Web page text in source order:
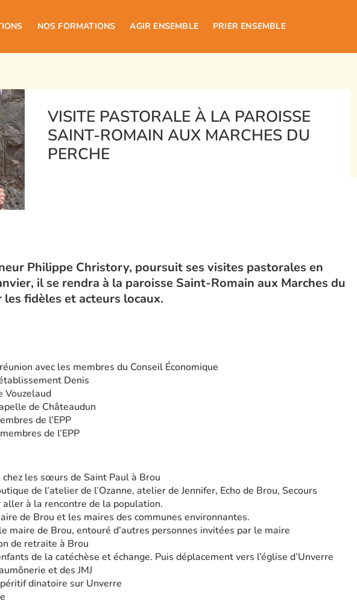
NOS FORMATIONS AGIR ENSEMBLE PRIER ENSEMBLE
VISITE PASTORALE À LA PAROISSE
SAINT-ROMAIN AUX MARCHES DU
PERCHE
Philippe Christory, poursuit ses visites pastorales en
il se rendra à la paroisse Saint-Romain aux Marches du
fidèles et acteurs locaux.
avec les membres du Conseil Économique
Denis
Vouzelaud
de Châteaudun
de l’EPP
de l’EPP
les sœurs de Saint Paul à Brou
de l’atelier de l’Ozanne, atelier de Jennifer, Echo de Brou, Secours
à la rencontre de la population.
de Brou et les maires des communes environnantes.
maire de Brou, entouré d’autres personnes invitées par le maire
de retraite à Brou
de la catéchèse et échange. Puis déplacement vers l’église d’Unverre
et des JMJ
dinatoire sur Unverre